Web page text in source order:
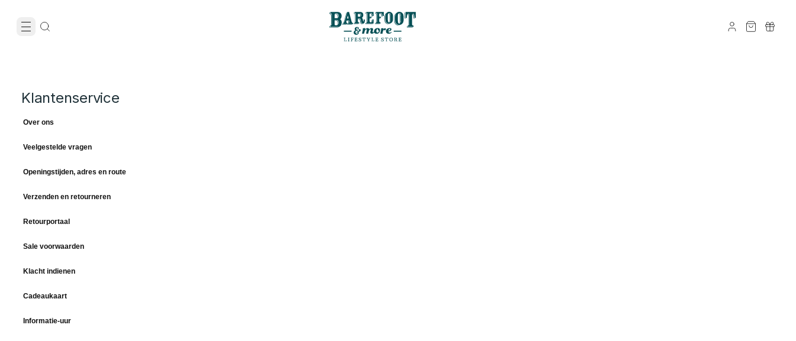
Klantenservice
Over ons
Veelgestelde vragen
Openingstijden, adres en route
Verzenden en retourneren
Retourportaal
Sale voorwaarden
Klacht indienen
Cadeaukaart
Informatie-uur